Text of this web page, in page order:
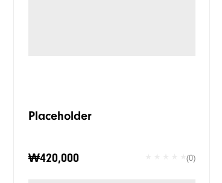
Placeholder
₩420,000 (0)